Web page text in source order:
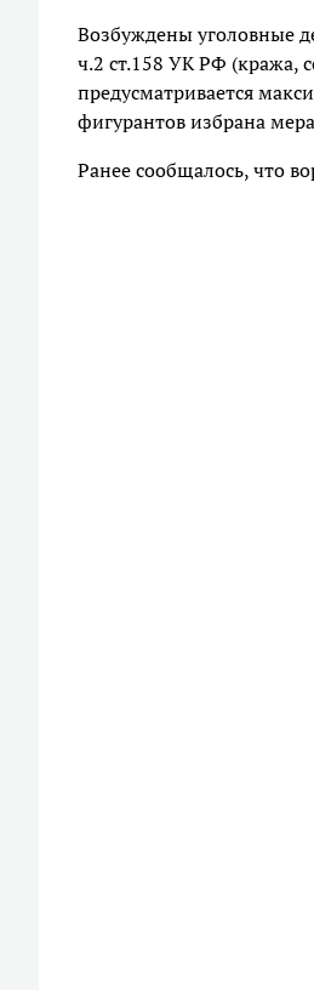
Возбуждены уголовные
ч.2 ст.158 УК РФ (кража,
предусматривается
фигурантов избрана
Ранее сообщалось, что